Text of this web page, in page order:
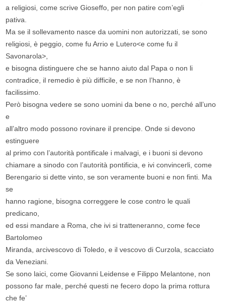
a religiosi, come scrive Gioseffo, per non patire com’egli
pativa.
Ma se il sollevamento nasce da uomini non autorizzati, se sono
religiosi, è peggio, come fu Arrio e Lutero<e come fu il
Savonarola>,
e bisogna distinguere che se hanno aiuto dal Papa o non li
contradice, il remedio è più difficile, e se non l’hanno, è
facilissimo.
Però bisogna vedere se sono uomini da bene o no, perché all’uno
e
all’altro modo possono rovinare il prencipe. Onde si devono
estinguere
al primo con l’autorità pontificale i malvagi, e i buoni si devono
chiamare a sinodo con l’autorità pontificia, e ivi convincerli, come
Berengario si dette vinto, se son veramente buoni e non finti. Ma
se
hanno ragione, bisogna correggere le cose contro le quali
predicano,
ed essi mandare a Roma, che ivi si tratteneranno, come fece
Bartolomeo
Miranda, arcivescovo di Toledo, e il vescovo di Curzola, scacciato
da Veneziani.
Se sono laici, come Giovanni Leidense e Filippo Melantone, non
possono far male, perché questi ne fecero dopo la prima rottura
che fe’